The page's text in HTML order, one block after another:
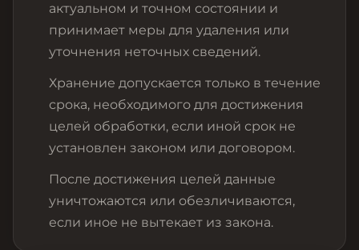
актуальном и точном состоянии и
принимает меры для удаления или
уточнения неточных сведений.
Хранение допускается только в течение
срока, необходимого для достижения
целей обработки, если иной срок не
установлен законом или договором.
После достижения целей данные
уничтожаются или обезличиваются,
если иное не вытекает из закона.